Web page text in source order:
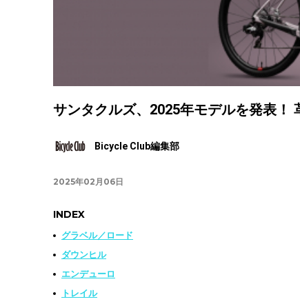
サンタクルズ、2025年モデルを発表！
Bicycle Club編集部
2025年02月06日
INDEX
グラベル／ロード
ダウンヒル
エンデューロ
トレイル